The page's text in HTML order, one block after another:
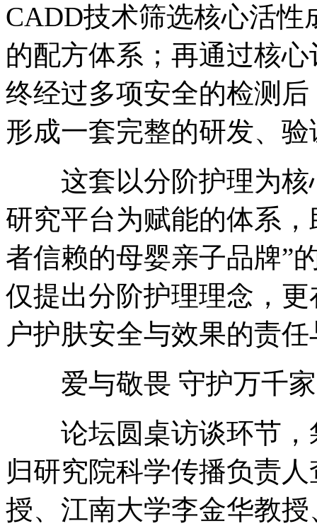
CADD技术筛选核心活
的配方体系；再通过核
终经过多项安全的检测
形成一套完整的研发、
这套以分阶护理为核
研究平台为赋能的体系
者信赖的母婴亲子品牌”
仅提出分阶护理理念，
户护肤安全与效果的责
爱与敬畏 守护万千家
论坛圆桌访谈环节，
归研究院科学传播负责
授、江南大学李金华教